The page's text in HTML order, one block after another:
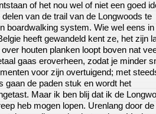
of het nou wel of niet een goed
van de trail van de Longwoods te
boardwalking system. Wie wel eens in
heeft gewandeld kent ze, het zijn
houten planken loopt boven nat
gaas eroverheen, zodat je minder
voor zijn overtuigend; met
gaan de paden stuk en wordt het
Maar ik ben blij dat ik de
heb mogen lopen. Urenlang door de